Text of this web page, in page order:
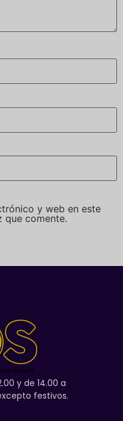
y web en este
que comente.
y de 14.00 a
festivos.